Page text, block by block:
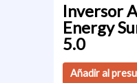
Inversor
Energy
5.0
Añadir al